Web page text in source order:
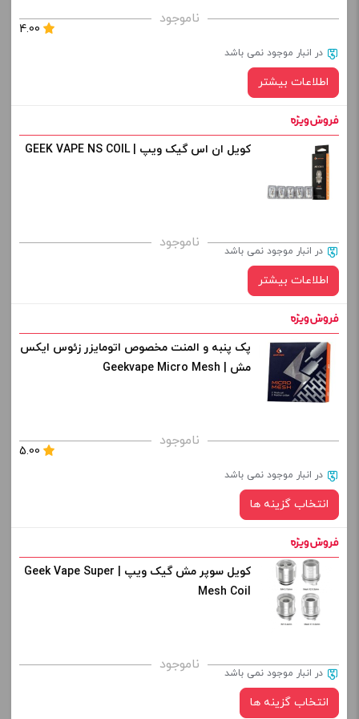
برای فعال شدن سبد خرید و نمایش قیمت ، گزینه های محصول را
+
ناموجود
4.00
در انبار موجود نمی باشد
اطلاعات بیشتر
کویل ان اس گیک ویپ | GEEK VAPE NS COIL
ناموجود در انبار موجود نمی باشد
اطلاعات بیشتر
پک پنبه و المنت مخصوص اتومایزر زئوس ایکس
مش | Geekvape Micro Mesh
ناموجود
5.00
در انبار موجود نمی باشد
انتخاب گزینه ها
نوع کویل :
برای فعال شدن سبد خرید و نمایش قیمت ، گزینه های محصول را
از کادر بالا انتخاب کنید.
کویل سوپر مش گیک ویپ | Geek Vape Super
Mesh Coil
ناموجود در انبار موجود نمی باشد
انتخاب گزینه ها